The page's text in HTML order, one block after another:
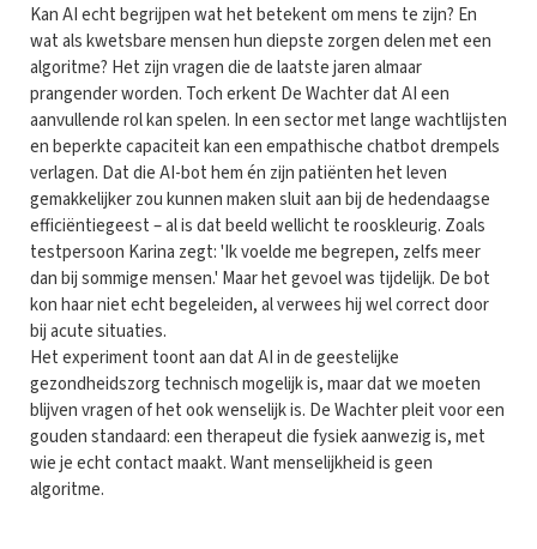
Kan AI echt begrijpen wat het betekent om mens te zijn? En
wat als kwetsbare mensen hun diepste zorgen delen met een
algoritme? Het zijn vragen die de laatste jaren almaar
prangender worden. Toch erkent De Wachter dat AI een
aanvullende rol kan spelen. In een sector met lange wachtlijsten
en beperkte capaciteit kan een empathische chatbot drempels
verlagen. Dat die AI-bot hem én zijn patiënten het leven
gemakkelijker zou kunnen maken sluit aan bij de hedendaagse
efficiëntiegeest – al is dat beeld wellicht te rooskleurig. Zoals
testpersoon Karina zegt: 'Ik voelde me begrepen, zelfs meer
dan bij sommige mensen.' Maar het gevoel was tijdelijk. De bot
kon haar niet echt begeleiden, al verwees hij wel correct door
bij acute situaties.
Het experiment toont aan dat AI in de geestelijke
gezondheidszorg technisch mogelijk is, maar dat we moeten
blijven vragen of het ook wenselijk is. De Wachter pleit voor een
gouden standaard: een therapeut die fysiek aanwezig is, met
wie je echt contact maakt. Want menselijkheid is geen
algoritme.